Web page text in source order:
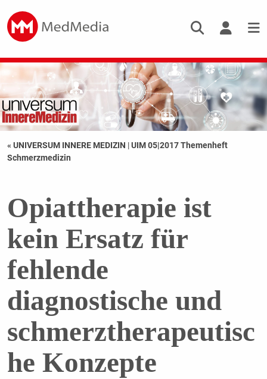
« UNIVERSUM INNERE MEDIZIN |UIM 05|2017 Themenheft
Schmerzmedizin
Opiattherapie ist
kein Ersatz für
fehlende
diagnostische und
schmerztherapeutisc
he Konzepte